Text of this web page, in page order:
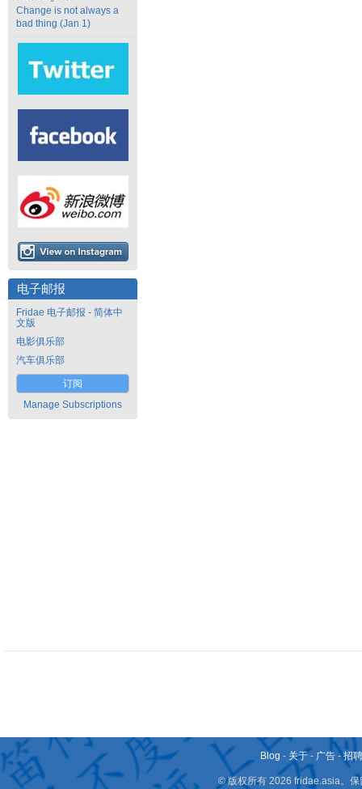
Change is not always a
bad thing (Jan 1)
电子邮报
Fridae 电子邮报 - 简体中
文版
电影俱乐部
汽车俱乐部
订阅
Manage Subscriptions
Blog - 关于 - 广告 -招
© 版权所有 2026 fridae.asia。